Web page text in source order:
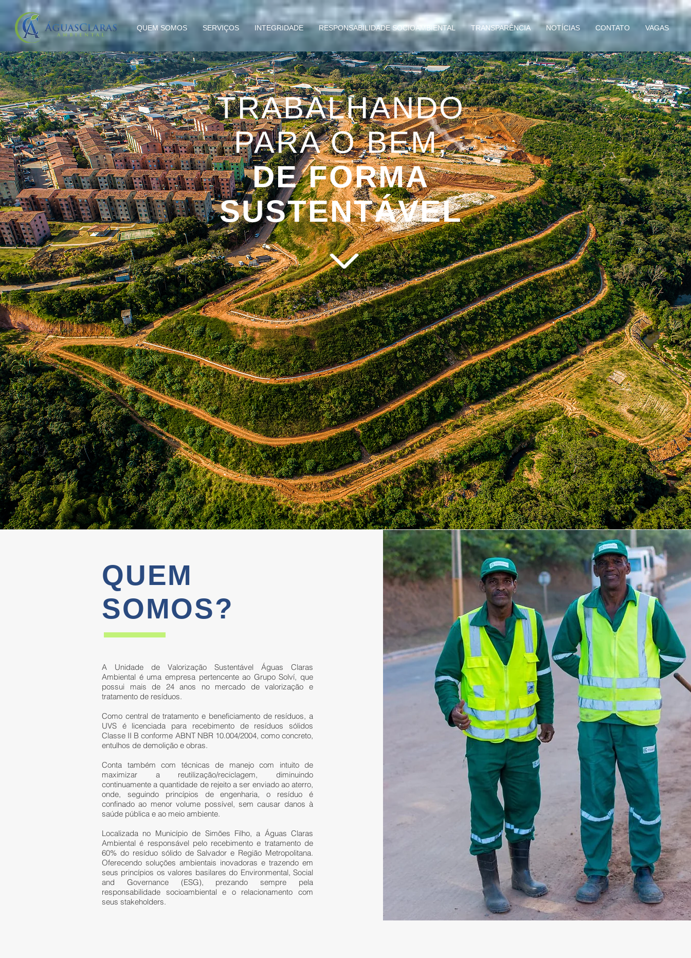
QUEM SOMOS SERVIÇOS INTEGRIDADE RESPONSABILIDADE SOCIOAMBIENTAL TRANSPARÊNCIA NOTÍCIAS CONTATO VAGAS
TRABALHANDO
PARA O BEM,
DE FORMA
SUSTENTÁVEL
QUEM
SOMOS?
A Unidade de Valorização Sustentável Águas Claras
Ambiental é uma empresa pertencente ao Grupo Solví, que
possui mais de 24 anos no mercado de valorização e
tratamento de resíduos.
Como central de tratamento e beneficiamento de resíduos, a
UVS é licenciada para recebimento de resíduos sólidos
Classe II B conforme ABNT NBR 10.004/2004, como concreto,
entulhos de demolição e obras.
Conta também com técnicas de manejo com intuito de
maximizar a reutilização/reciclagem, diminuindo
continuamente a quantidade de rejeito a ser enviado ao aterro,
onde, seguindo princípios de engenharia, o resíduo é
confinado ao menor volume possível, sem causar danos à
saúde pública e ao meio ambiente.
Localizada no Município de Simões Filho, a Águas Claras
Ambiental é responsável pelo recebimento e tratamento de
60% do resíduo sólido de Salvador e Região Metropolitana.
Oferecendo soluções ambientais inovadoras e trazendo em
seus princípios os valores basilares do Environmental, Social
and Governance (ESG), prezando sempre pela
responsabilidade socioambiental e o relacionamento com
seus stakeholders.